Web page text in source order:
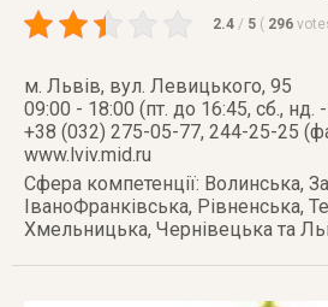
2.4 / 5 ( 296
м. Львів, вул. Левицького, 95
09:00 - 18:00 (пт. до 16:45, сб., нд. -
+38 (032) 275-05-77, 244-25-25
www.lviv.mid.ru
Сфера компетенції: Волинська,
ІваноФранківська, Рівненська,
Хмельницька, Чернівецька та